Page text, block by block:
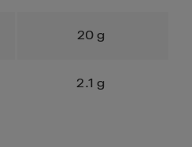
20 g
2.1 g